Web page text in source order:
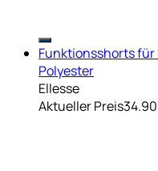
Funktionsshorts für
Polyester
Ellesse
Aktueller Preis